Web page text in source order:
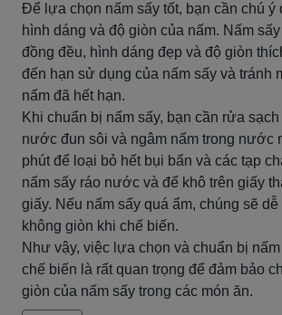
Để lựa chọn nấm sấy tốt, bạn cần chú ý
hình dáng và độ giòn của nấm. Nấm
đồng đều, hình dáng đẹp và độ giòn
đến hạn sử dụng của nấm sấy và tránh
nấm đã hết hạn.
Khi chuẩn bị nấm sấy, bạn cần rửa
nước đun sôi và ngâm nấm trong nước
phút để loại bỏ hết bụi bẩn và các tạp
nấm sấy ráo nước và để khô trên giấy
giấy. Nếu nấm sấy quá ẩm, chúng sẽ
không giòn khi chế biến.
Như vậy, việc lựa chọn và chuẩn bị
chế biến là rất quan trọng để đảm bảo
giòn của nấm sấy trong các món ăn.